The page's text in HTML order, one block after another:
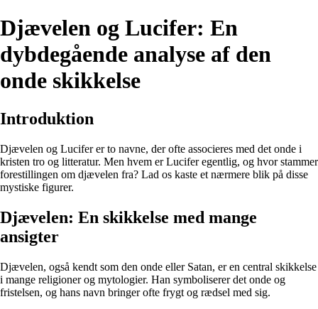
Djævelen og Lucifer: En
dybdegående analyse af den
onde skikkelse
Introduktion
Djævelen og Lucifer er to navne, der ofte associeres med det onde i
kristen tro og litteratur. Men hvem er Lucifer egentlig, og hvor stammer
forestillingen om djævelen fra? Lad os kaste et nærmere blik på disse
mystiske figurer.
Djævelen: En skikkelse med mange
ansigter
Djævelen, også kendt som den onde eller Satan, er en central skikkelse
i mange religioner og mytologier. Han symboliserer det onde og
fristelsen, og hans navn bringer ofte frygt og rædsel med sig.